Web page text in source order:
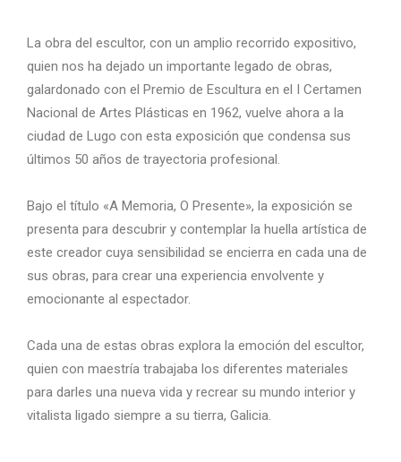
La obra del escultor, con un amplio recorrido expositivo,
quien nos ha dejado un importante legado de obras,
galardonado con el Premio de Escultura en el I Certamen
Nacional de Artes Plásticas en 1962, vuelve ahora a la
ciudad de Lugo con esta exposición que condensa sus
últimos 50 años de trayectoria profesional.
Bajo el título «A Memoria, O Presente», la exposición se
presenta para descubrir y contemplar la huella artística de
este creador cuya sensibilidad se encierra en cada una de
sus obras, para crear una experiencia envolvente y
emocionante al espectador.
Cada una de estas obras explora la emoción del escultor,
quien con maestría trabajaba los diferentes materiales
para darles una nueva vida y recrear su mundo interior y
vitalista ligado siempre a su tierra, Galicia.